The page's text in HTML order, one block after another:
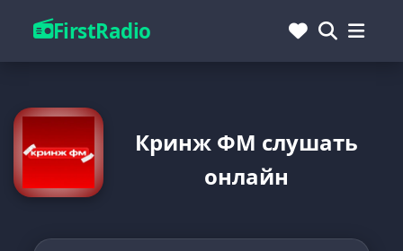
FirstRadio
Кринж ФМ слушать
онлайн